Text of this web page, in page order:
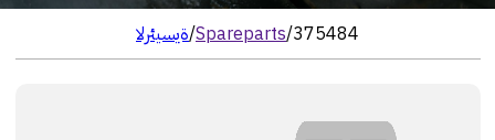
الرئيسية/Spareparts/375484